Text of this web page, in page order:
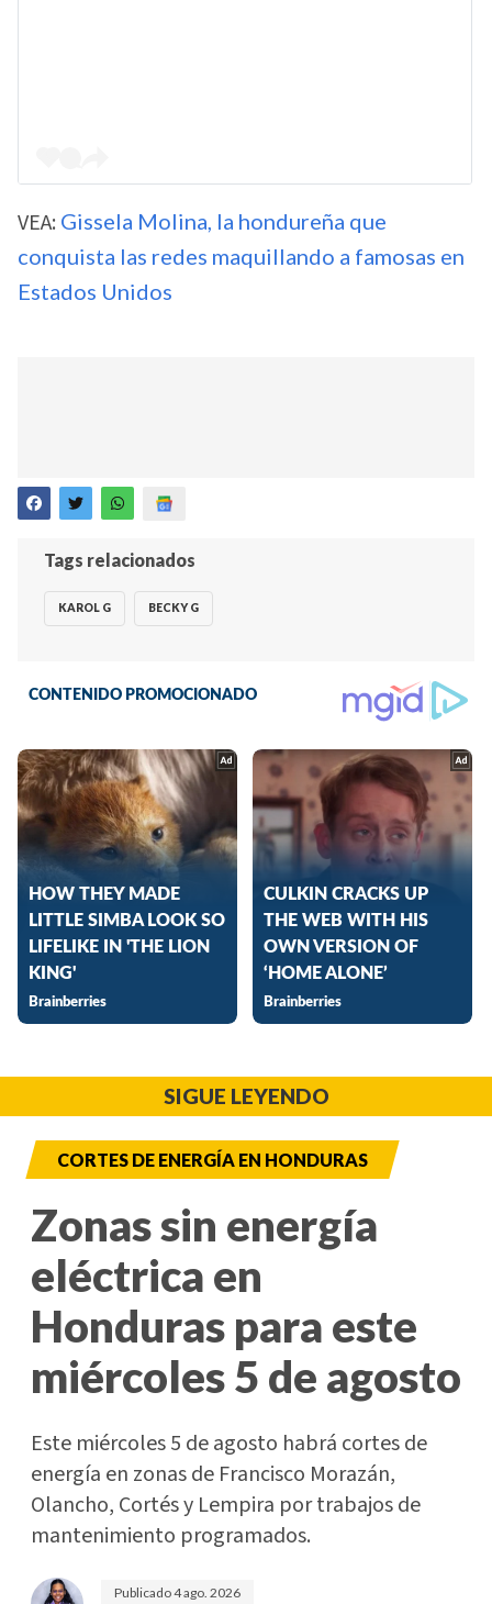
VEA: Gissela Molina, la hondureña que
conquista las redes maquillando a famosas en
Estados Unidos
Tags relacionados
KAROL G BECKY G
SIGUE LEYENDO
CORTES DE ENERGÍA EN HONDURAS
Zonas sin energía
eléctrica en
Honduras para este
miércoles 5 de agosto
Este miércoles 5 de agosto habrá cortes de
energía en zonas de Francisco Morazán,
Olancho, Cortés y Lempira por trabajos de
mantenimiento programados.
Publicado4 ago. 2026